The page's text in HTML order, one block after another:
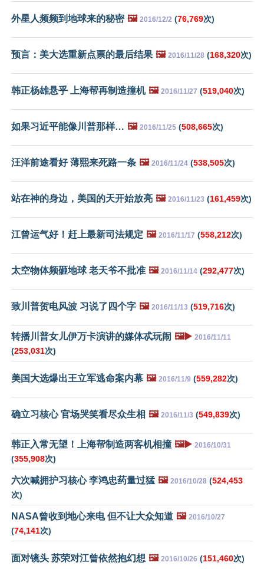
外星人频频到地球来的秘密 🖼️ 2016/12/2 (76,769次)
预言：美大选重新点票的最后结果 🖼️ 2016/11/28 (168,320次)
韩正杨雄悬乎 上海帮再制造撞机 🖼️ 2016/11/27 (519,040次)
如果习近平能像川普那样… 🖼️ 2016/11/25 (508,665次)
汪洋前途看好 薄熙来死路一条 🖼️ 2016/11/24 (538,505次)
站在神的身边，美国的天开始放亮 🖼️ 2016/11/23 (161,459次)
江曾运气好！赶上最新司法规定 🖼️ 2016/11/17 (558,212次)
太空物体频砸地球 老天爷不批准 🖼️ 2016/11/14 (292,477次)
致川普贺电风波 习说了四个字 🖼️ 2016/11/13 (519,716次)
转播川普女儿伊万卡演讲的媒体忒玩闹 🖼️▶️ 2016/11/11
(253,031次)
美国大选爆出王立军逃命案内幕 🖼️ 2016/11/9 (559,282次)
确立习核心 官场哭笑看尽众生相 🖼️ 2016/11/3 (549,839次)
韩正入常无望！上海帮制造两客机相撞 🖼️▶️ 2016/10/31
(355,908次)
六次喊拥护习核心 李鸿忠药量过猛 🖼️ 2016/10/28 (524,453
次)
NASA曾收到地心来电 但不让大众知道 🖼️ 2016/10/27
(74,141次)
面对镜头 苏荣对江曾依然抱幻想 🖼️ 2016/10/26 (151,460次)